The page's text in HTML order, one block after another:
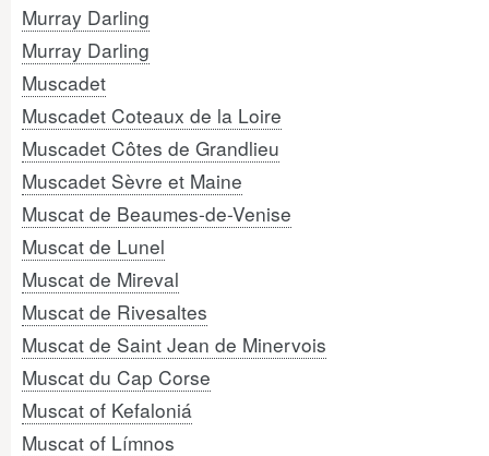
Murray Darling
Murray Darling
Muscadet
Muscadet Coteaux de la Loire
Muscadet Côtes de Grandlieu
Muscadet Sèvre et Maine
Muscat de Beaumes-de-Venise
Muscat de Lunel
Muscat de Mireval
Muscat de Rivesaltes
Muscat de Saint Jean de Minervois
Muscat du Cap Corse
Muscat of Kefaloniá
Muscat of Límnos